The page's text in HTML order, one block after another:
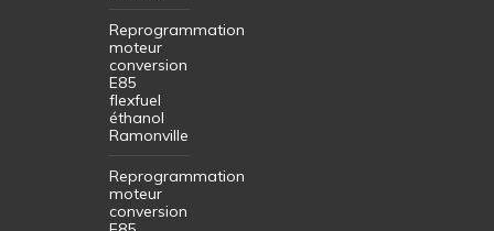
Reprogrammation
moteur
conversion
E85
flexfuel
éthanol
Ramonville
Reprogrammation
moteur
conversion